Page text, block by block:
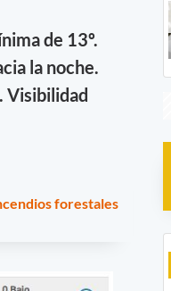
de 13º.
la noche.
Visibilidad
forestales